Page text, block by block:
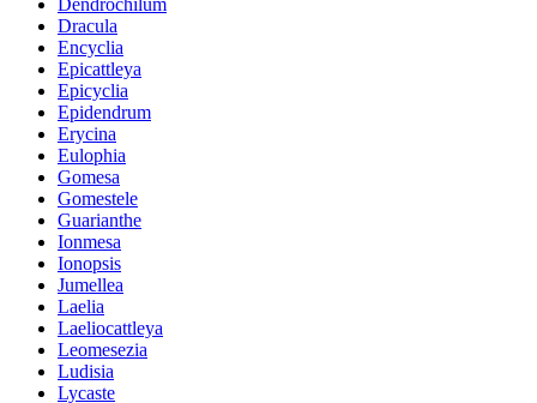
Dendrochilum
Dracula
Encyclia
Epicattleya
Epicyclia
Epidendrum
Erycina
Eulophia
Gomesa
Gomestele
Guarianthe
Ionmesa
Ionopsis
Jumellea
Laelia
Laeliocattleya
Leomesezia
Ludisia
Lycaste